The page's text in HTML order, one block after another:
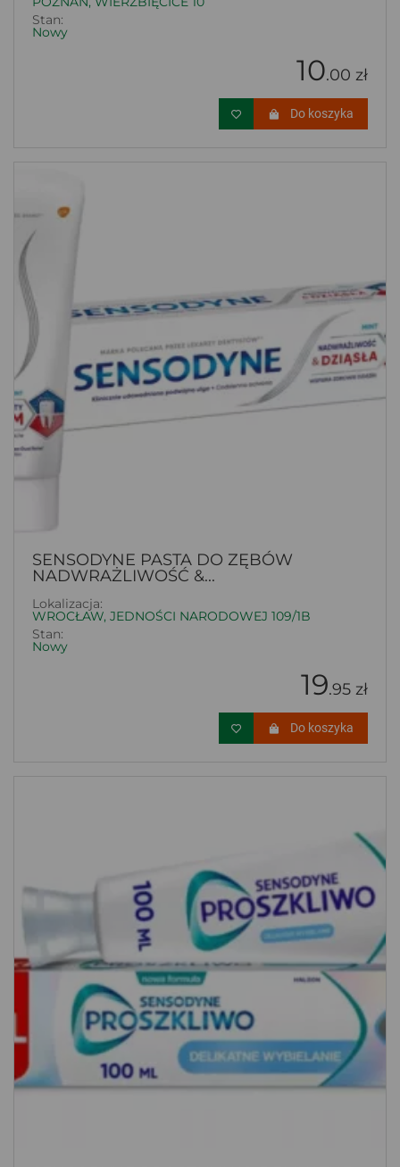
Stan:
Nowy
10.00 zł
Do koszyka
SENSODYNE PASTA DO ZĘBÓW
NADWRAŻLIWOŚĆ &...
Lokalizacja:
WROCŁAW, JEDNOŚCI NARODOWEJ 109/1B
Stan:
Nowy
19.95 zł
Do koszyka